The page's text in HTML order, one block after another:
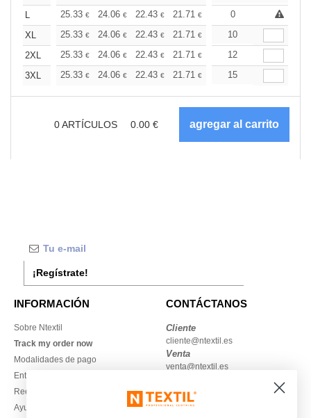
L
25.33 € 24.06 € 22.43 € 21.71 € 20.62 €
0
XL
25.33 € 24.06 € 22.43 € 21.71 € 20.62€
10
2XL
25.33 € 24.06 € 22.43 € 21.71 € 20.62€
12
3XL
25.33 € 24.06 € 22.43 € 21.71 € 20.62€
15
0ARTÍCULOS 0.00 €
¡Regístrate!
INFORMACIÓN
Sobre Ntextil
Track my order now
Modalidades de pago
Entrega
Reembolsos / devoluciones
Ayuda & FAQs
CONTÁCTANOS
Cliente
cliente@ntextil.es
Venta
venta@ntextil.es
930 410 200